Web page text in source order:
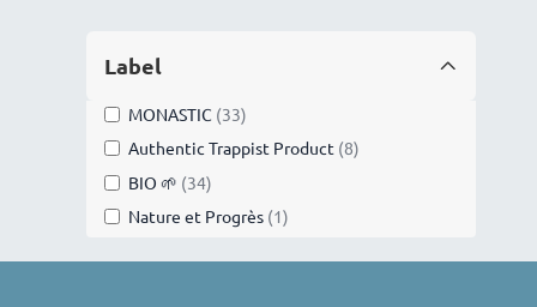
🇫🇷 (1 pduit)
Label
MONASTIC 3333
products
Authentic Trappist Product 88
BIO 🌱 3434
products
Nature et Progrès 11